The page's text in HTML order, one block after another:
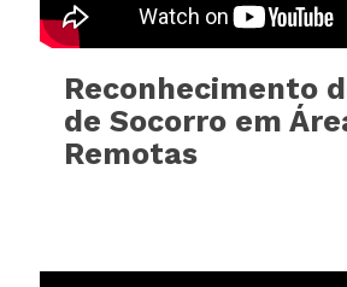
Reconhecimento
de Socorro em
Remotas